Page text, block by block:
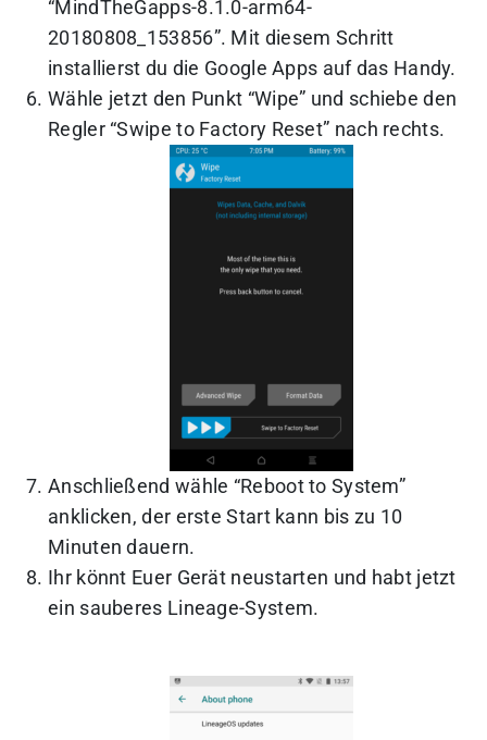
“MindTheGapps-8.1.0-arm64-
20180808_153856”. Mit diesem Schritt
installierst du die Google Apps auf das Handy.
Wähle jetzt den Punkt “Wipe” und schiebe den
Regler “Swipe to Factory Reset” nach rechts.
Anschließend wähle “Reboot to System”
anklicken, der erste Start kann bis zu 10
Minuten dauern.
Ihr könnt Euer Gerät neustarten und habt jetzt
ein sauberes Lineage-System.